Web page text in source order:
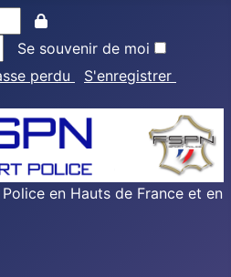
Se souvenir de moi
perdu S'enregistrer
en Hauts de France et en